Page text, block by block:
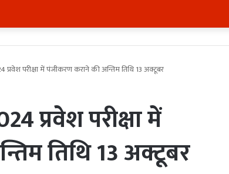
परीक्षा में पंजीकरण कराने की अन्तिम तिथि 13 अक्टूबर
प्रवेश परीक्षा में
तिथि 13 अक्टूबर